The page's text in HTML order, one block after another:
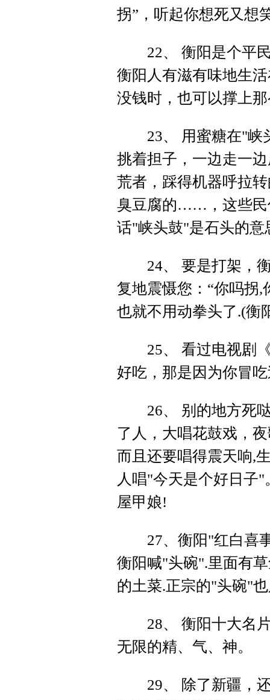
拐”，听起你想死又想
22、 衡阳是个平民
衡阳人有滋有味地生
没钱时，也可以撑上
23、 用蜜糖在"峡
挑着担子，一边走一
荒者，踩得机器呼拉
臭豆腐的……，这些民
话"峡头鼓"是石头的
24、 要是打架，衡
复地震慑您：“你吗拐,
也就不用动拳头了.(衡
25、 看过电视剧《
好吃，那是因为你冒
26、 别的地方死哒
了人，大唱花鼓戏，
而且还要唱得震天响,
人唱"今天是个好日
屋甲娘!
27、衡阳"红白喜事
衡阳喊"头碗".里面有
的土菜.正宗的"头碗"
28、 衡阳十大名片
无限的精、气、神。
29、 除了新疆，还